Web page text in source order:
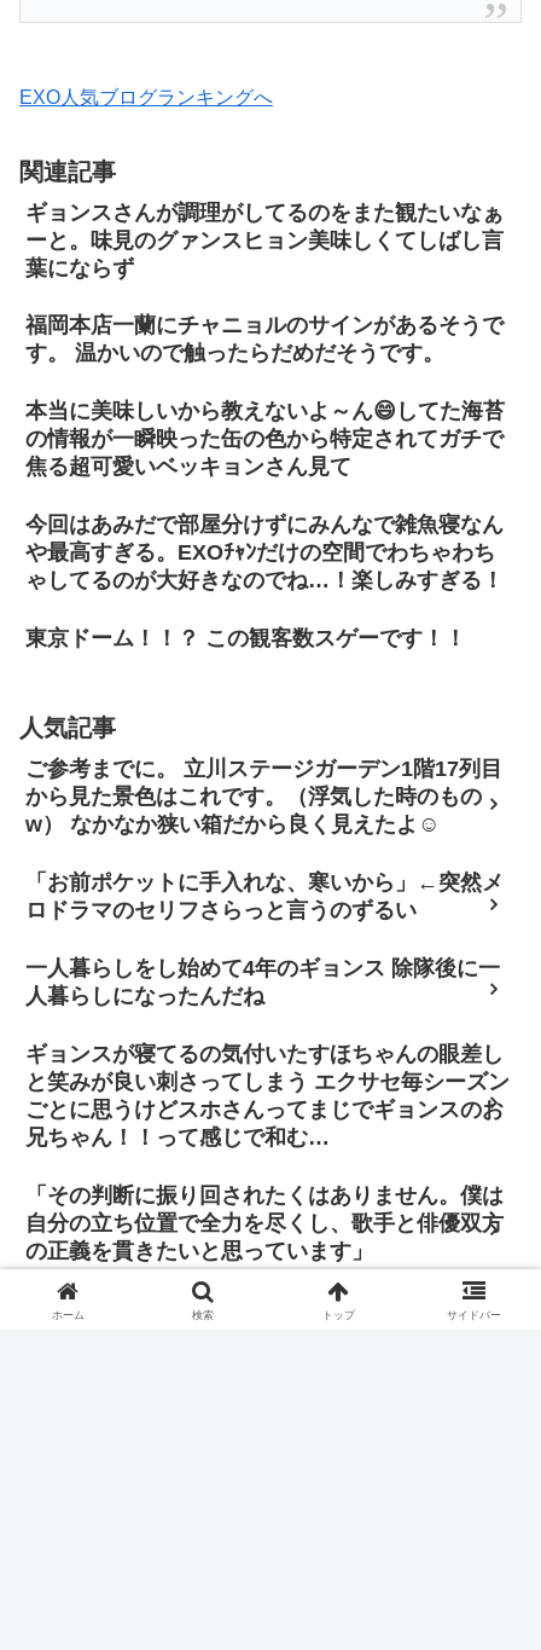
EXO人気ブログランキングへ
関連記事
ギョンスさんが調理がしてるのをまた観たいなぁ
ーと。味見のグァンスヒョン美味しくてしばし言
葉にならず
福岡本店一蘭にチャニョルのサインがあるそうで
す。 温かいので触ったらだめだそうです。
本当に美味しいから教えないよ～ん😄してた海苔
の情報が一瞬映った缶の色から特定されてガチで
焦る超可愛いベッキョンさん見て
今回はあみだで部屋分けずにみんなで雑魚寝なん
や最高すぎる。EXOﾁｬﾝだけの空間でわちゃわち
ゃしてるのが大好きなのでね…！楽しみすぎる！
東京ドーム！！？ この観客数スゲーです！！
人気記事
ご参考までに。 立川ステージガーデン1階17列目
から見た景色はこれです。（浮気した時のもの
w） なかなか狭い箱だから良く見えたよ☺
「お前ポケットに手入れな、寒いから」←突然メ
ロドラマのセリフさらっと言うのずるい
一人暮らしをし始めて4年のギョンス 除隊後に一
人暮らしになったんだね
ギョンスが寝てるの気付いたすほちゃんの眼差し
と笑みが良い刺さってしまう エクサセ毎シーズン
ごとに思うけどスホさんってまじでギョンスのお
兄ちゃん！！って感じで和む…
「その判断に振り回されたくはありません。僕は
自分の立ち位置で全力を尽くし、歌手と俳優双方
の正義を貫きたいと思っています」
ホーム 検索 トップ サイドバー